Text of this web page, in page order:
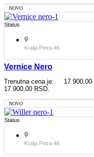
NOVO
Status
Kralja Petra 46
Vernice Nero
17.900,00
Trenutna cena je:
17.900,00 RSD.
NOVO
Status
Kralja Petra 46